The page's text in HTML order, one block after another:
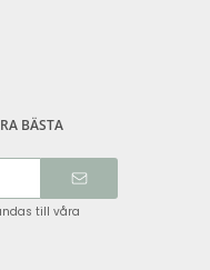
BÄSTA
till våra